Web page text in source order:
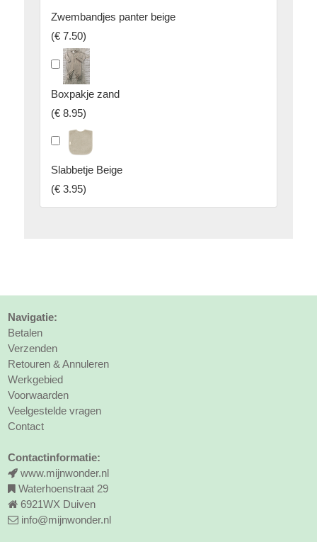
Zwembandjes panter beige
(€ 7.50)
Boxpakje zand
(€ 8.95)
Slabbetje Beige
(€ 3.95)
Navigatie:
Betalen
Verzenden
Retouren & Annuleren
Werkgebied
Voorwaarden
Veelgestelde vragen
Contact
Contactinformatie:
www.mijnwonder.nl
Waterhoenstraat 29
6921WX Duiven
info@mijnwonder.nl